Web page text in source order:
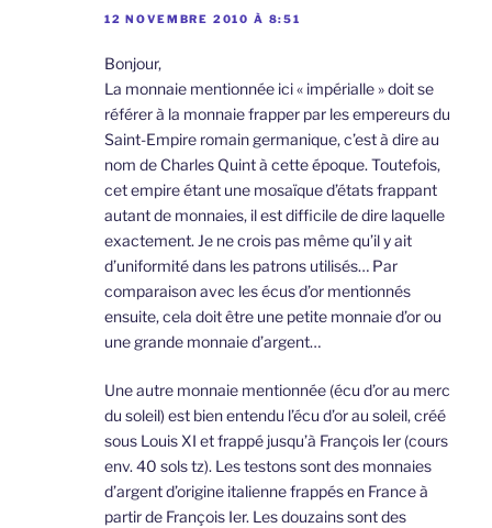
12 NOVEMBRE 2010 À 8:51
Bonjour,
La monnaie mentionnée ici « impérialle » doit se
référer à la monnaie frapper par les empereurs du
Saint-Empire romain germanique, c’est à dire au
nom de Charles Quint à cette époque. Toutefois,
cet empire étant une mosaïque d’états frappant
autant de monnaies, il est difficile de dire laquelle
exactement. Je ne crois pas même qu’il y ait
d’uniformité dans les patrons utilisés… Par
comparaison avec les écus d’or mentionnés
ensuite, cela doit être une petite monnaie d’or ou
une grande monnaie d’argent…
Une autre monnaie mentionnée (écu d’or au merc
du soleil) est bien entendu l’écu d’or au soleil, créé
sous Louis XI et frappé jusqu’à François Ier (cours
env. 40 sols tz). Les testons sont des monnaies
d’argent d’origine italienne frappés en France à
partir de François Ier. Les douzains sont des